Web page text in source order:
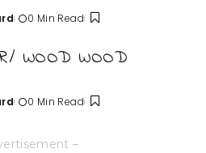
0 Min Read
WOOD WOOD
0 Min Read
–